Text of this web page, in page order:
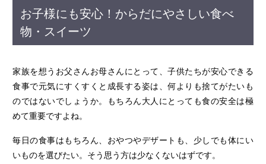
お子様にも安心！からだにやさしい食べ
物・スイーツ
家族を想うお父さんお母さんにとって、子供たちが安心できる
食事で元気にすくすくと成長する姿は、何よりも捨てがたいも
のではないでしょうか。もちろん大人にとっても食の安全は極
めて重要ですよね。
毎日の食事はもちろん、おやつやデザートも、少しでも体にい
いものを選びたい。そう思う方は少なくないはずです。